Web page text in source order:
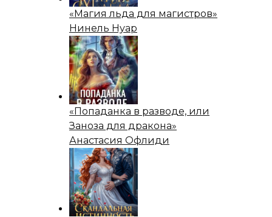
«Магия льда для магистров»
Нинель Нуар
«Попаданка в разводе, или
Заноза для дракона»
Анастасия Офлиди